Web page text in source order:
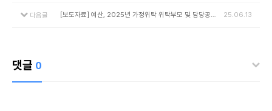
다음글 [보도자료] 예산, 2025년 가정위탁 위탁부모 및 담당공무원 보수교육 실시 25.06.13
댓글 0